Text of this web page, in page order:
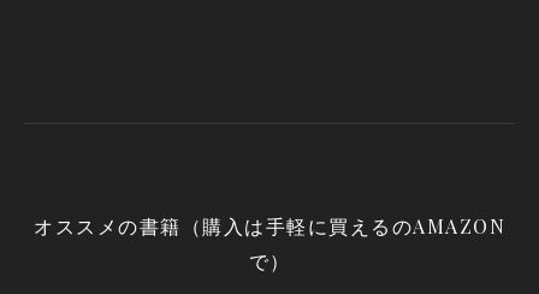
オススメの書籍（購入は手軽に買えるのAMAZON
で）